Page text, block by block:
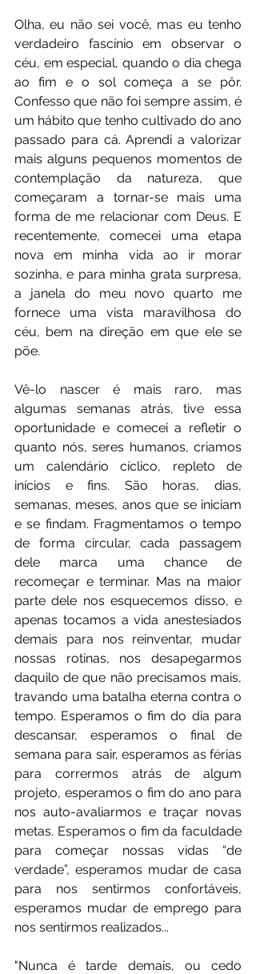
Olha, eu não sei você, mas eu tenho
verdadeiro fascínio em observar o
céu, em especial, quando o dia chega
ao fim e o sol começa a se pôr.
Confesso que não foi sempre assim, é
um hábito que tenho cultivado do ano
passado para cá. Aprendi a valorizar
mais alguns pequenos momentos de
contemplação da natureza, que
começaram a tornar-se mais uma
forma de me relacionar com Deus. E
recentemente, comecei uma etapa
nova em minha vida ao ir morar
sozinha, e para minha grata surpresa,
a janela do meu novo quarto me
fornece uma vista maravilhosa do
céu, bem na direção em que ele se
põe.
Vê-lo nascer é mais raro, mas
algumas semanas atrás, tive essa
oportunidade e comecei a refletir o
quanto nós, seres humanos, criamos
um calendário cíclico, repleto de
inícios e fins. São horas, dias,
semanas, meses, anos que se iniciam
e se findam. Fragmentamos o tempo
de forma circular, cada passagem
dele marca uma chance de
recomeçar e terminar. Mas na maior
parte dele nos esquecemos disso, e
apenas tocamos a vida anestesiados
demais para nos reinventar, mudar
nossas rotinas, nos desapegarmos
daquilo de que não precisamos mais,
travando uma batalha eterna contra o
tempo. Esperamos o fim do dia para
descansar, esperamos o final de
semana para sair, esperamos as férias
para corrermos atrás de algum
projeto, esperamos o fim do ano para
nos auto-avaliarmos e traçar novas
metas. Esperamos o fim da faculdade
para começar nossas vidas “de
verdade”, esperamos mudar de casa
para nos sentirmos confortáveis,
esperamos mudar de emprego para
nos sentirmos realizados...
"Nunca é tarde demais, ou cedo